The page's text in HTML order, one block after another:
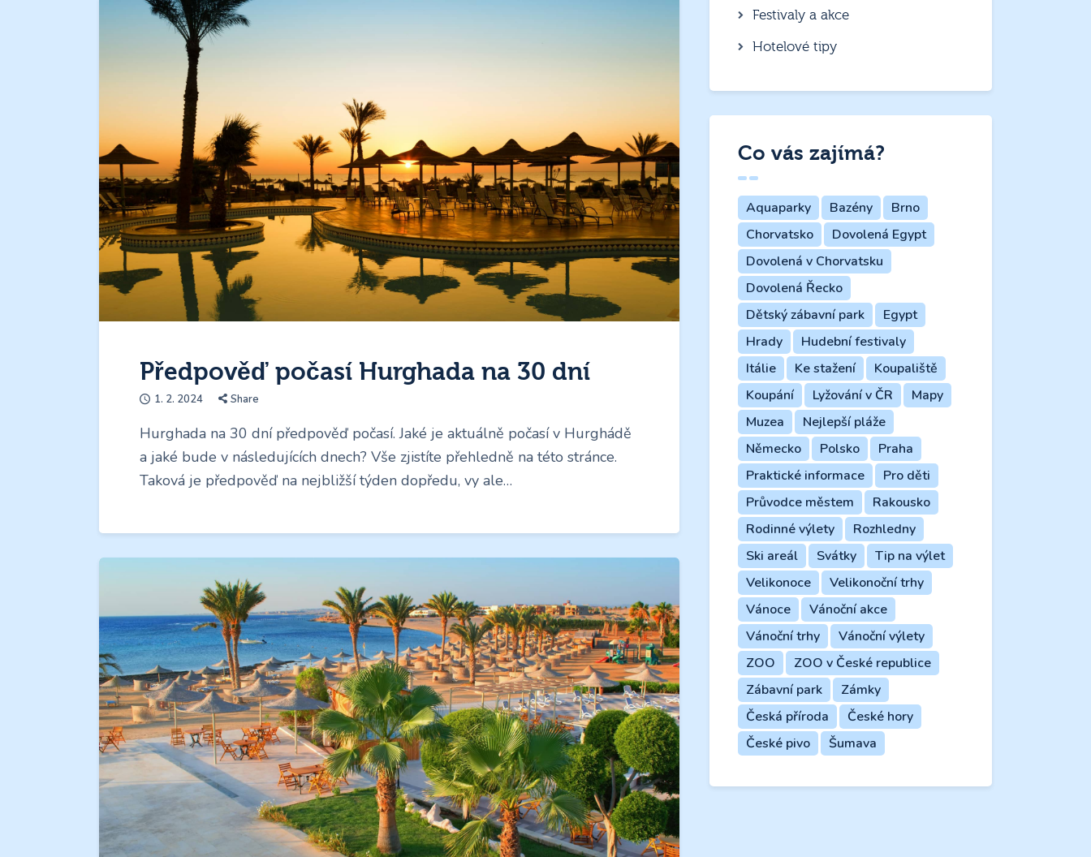
Předpověď počasí Hurghada na 30 dní
1. 2. 2024 Share
Hurghada na 30 dní předpověď počasí. Jaké je aktuálně počasí v Hurghádě
a jaké bude v následujících dnech? Vše zjistíte přehledně na této stránce.
Taková je předpověď na nejbližší týden dopředu, vy ale…
Festivaly a akce
Hotelové tipy
Co vás zajímá?
Aquaparky Bazény
Brno
Chorvatsko
Dovolená Egypt
Dovolená v Chorvatsku
Dovolená Řecko
Dětský zábavní park
Egypt
Hrady
Hudební festivaly
Itálie
Ke stažení
Koupaliště
Koupání
Lyžování v ČR
Mapy
Muzea
Nejlepší pláže
Německo
Polsko
Praha
Praktické informace
Pro děti
Průvodce městem
Rakousko
Rodinné výlety
Rozhledny
Ski areál
Svátky
Tip na výlet
Velikonoce
Velikonoční trhy
Vánoce
Vánoční akce
Vánoční trhy
Vánoční výlety
ZOO
ZOO v České republice
Zábavní park
Zámky
Česká příroda
České hory
České pivo
Šumava